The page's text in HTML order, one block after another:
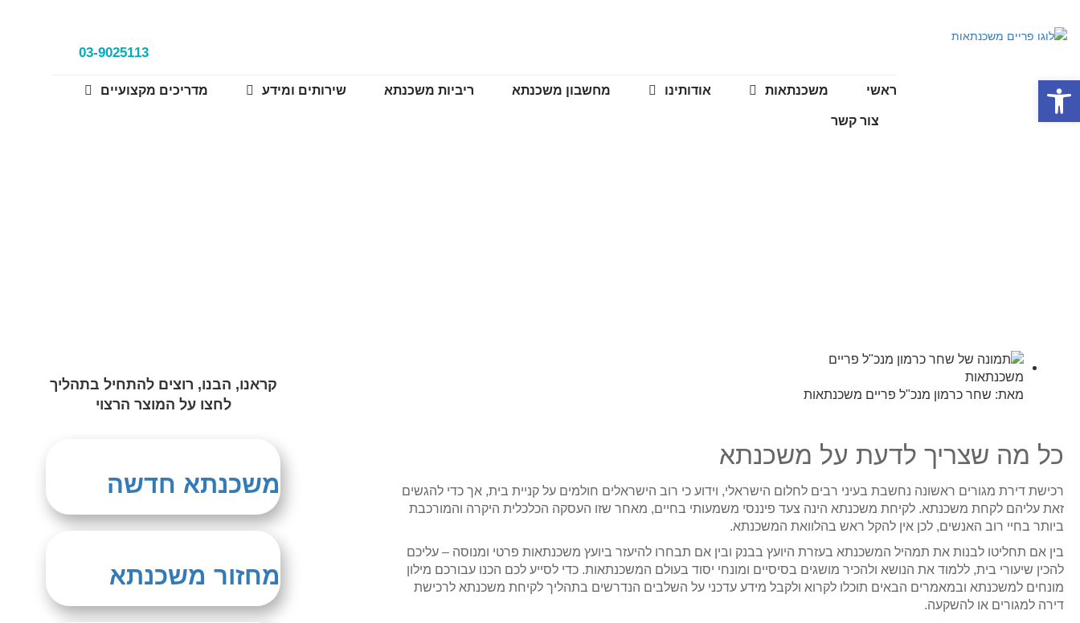
03-9025113
ראשי משכנתאות אודותינו מחשבון משכנתא ריביות משכנתא שירותים ומידע מדריכים מקצועיים
צור קשר
מאת: שחר כרמון מנכ"ל פריים משכנתאות
כל מה שצריך לדעת על משכנתא
רכישת דירת מגורים ראשונה נחשבת בעיני רבים לחלום הישראלי, וידוע כי רוב הישראלים חולמים על קניית בית, אך כדי להגשים
זאת עליהם לקחת משכנתא. לקיחת משכנתא הינה צעד פיננסי משמעותי בחיים, מאחר שזו העסקה הכלכלית היקרה והמורכבת
ביותר בחיי רוב האנשים, לכן אין להקל ראש בהלוואת המשכנתא.
בין אם תחליטו לבנות את תמהיל המשכנתא בעזרת היועץ בבנק ובין אם תבחרו להיעזר ביועץ משכנתאות פרטי ומנוסה – עליכם
להכין שיעורי בית, ללמוד את הנושא ולהכיר מושגים בסיסיים ומונחי יסוד בעולם המשכנתאות. כדי לסייע לכם הכנו עבורכם מילון
מונחים למשכנתא ובמאמרים הבאים תוכלו לקרוא ולקבל מידע עדכני על השלבים הנדרשים בתהליך לקיחת משכנתא לרכישת
דירה למגורים או להשקעה.
קראנו, הבנו, רוצים להתחיל בתהליך
לחצו על המוצר הרצוי
משכנתא חדשה
מחזור משכנתא
פתח סרגל נגישות